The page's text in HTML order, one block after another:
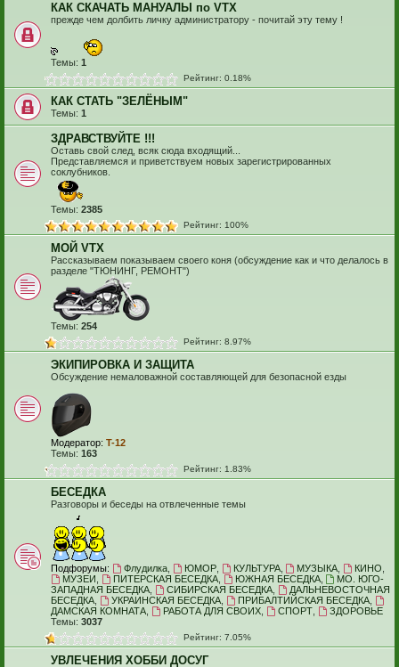
КАК СКАЧАТЬ МАНУАЛЫ по VTX
прежде чем долбить личку администратору - почитай эту тему !
Темы: 1
Рейтинг: 0.18%
КАК СТАТЬ "ЗЕЛЁНЫМ"
Темы: 1
ЗДРАВСТВУЙТЕ !!!
Оставь свой след, всяк сюда входящий...
Представляемся и приветствуем новых зарегистрированных
соклубников.
Темы: 2385
Рейтинг: 100%
МОЙ VTX
Рассказываем показываем своего коня (обсуждение как и что делалось в
разделе "ТЮНИНГ, РЕМОНТ")
Темы: 254
Рейтинг: 8.97%
ЭКИПИРОВКА И ЗАЩИТА
Обсуждение немаловажной составляющей для безопасной езды
Модератор: T-12
Темы: 163
Рейтинг: 1.83%
БЕСЕДКА
Разговоры и беседы на отвлеченные темы
Подфорумы: Флудилка, ЮМОР, КУЛЬТУРА, МУЗЫКА КИНО
МУЗЕИ
ПИТЕРСКАЯ БЕСЕДКА, ЮЖНАЯ БЕСЕДКА,
МО. ЮГО-
ЗАПАДНАЯ БЕСЕДКА
СИБИРСКАЯ БЕСЕДКА,
ДАЛЬНЕВОСТОЧНАЯ
БЕСЕДКА
УКРАИНСКАЯ БЕСЕДКА, ПРИБАЛТИЙСКАЯ БЕСЕДКА,
ДАМСКАЯ КОМНАТА
РАБОТА ДЛЯ СВОИХ, СПОРТ,
ЗДОРОВЬЕ
Темы: 3037
Рейтинг: 7.05%
УВЛЕЧЕНИЯ ХОББИ ДОСУГ